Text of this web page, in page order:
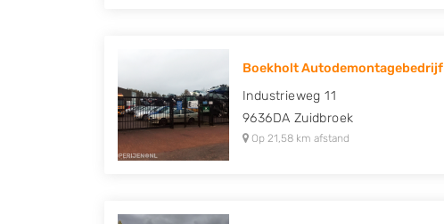
Boekholt Autodemontagebedrijf
Industrieweg 11
9636DA Zuidbroek
Op 21,58 km afstand